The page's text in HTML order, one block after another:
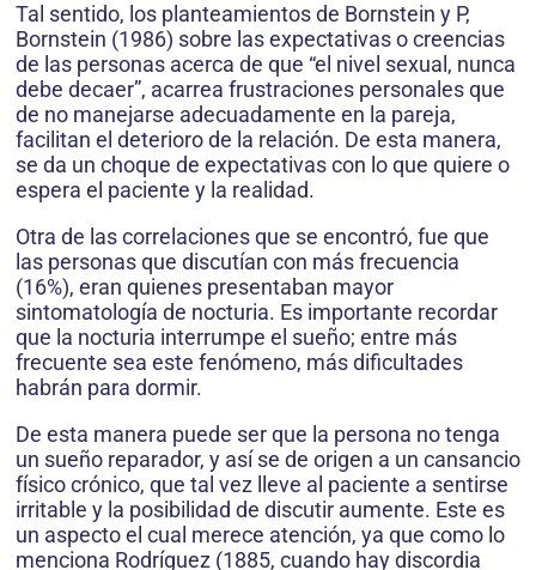
Tal sentido, los planteamientos de Bornstein y P,
Bornstein (1986) sobre las ex­pectativas o creencias
de las personas acerca de que “el nivel sexual, nunca
debe decaer”, acarrea frustraciones personales que
de no ma­nejarse adecuadamente en la pareja,
facilitan el deterioro de la relación. De esta manera,
se da un choque de expectativas con lo que quiere o
espera el paciente y la realidad.
Otra de las correlaciones que se encontró, fue que
las personas que discutían con más frecuencia
(16%), eran quienes presentaban mayor
sintomatología de nocturia. Es impor­tante recordar
que la nocturia interrumpe el sueño; entre más
frecuente sea este fenómeno, más dificultades
habrán para dormir.
De esta manera puede ser que la persona no tenga
un sueño reparador, y así se de origen a un cansancio
físico crónico, que tal vez lleve al paciente a sentirse
irritable y la posibilidad de discutir aumente. Este es
un aspecto el cual merece atención, ya que como lo
men­ciona Rodríguez (1885, cuando hay discordia